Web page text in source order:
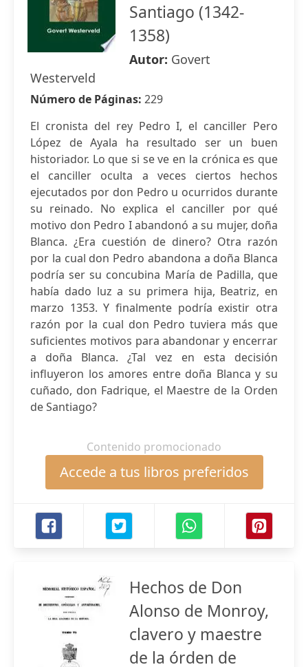
Santiago (1342-
1358)
Autor: Govert
Westerveld
Número de Páginas: 229
El cronista del rey Pedro I, el canciller Pero
López de Ayala ha resultado ser un buen
historiador. Lo que si se ve en la crónica es que
el canciller oculta a veces ciertos hechos
ejecutados por don Pedro u ocurridos durante
su reinado. No explica el canciller por qué
motivo don Pedro I abandonó a su mujer, doña
Blanca. ¿Era cuestión de dinero? Otra razón
por la cual don Pedro abandona a doña Blanca
podría ser su concubina María de Padilla, que
había dado luz a su primera hija, Beatriz, en
marzo 1353. Y finalmente podría existir otra
razón por la cual don Pedro tuviera más que
suficientes motivos para abandonar y encerrar
a doña Blanca. ¿Tal vez en esta decisión
influyeron los amores entre doña Blanca y su
cuñado, don Fadrique, el Maestre de la Orden
de Santiago?
Contenido promocionado
Accede a tus libros preferidos
Hechos de Don
Alonso de Monroy,
clavero y maestre
de la órden de